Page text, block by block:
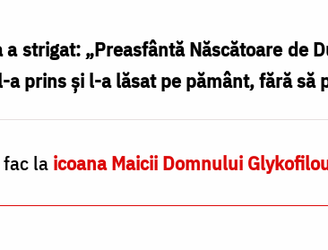
strigat: „Preasfântă Născătoare de
prins și l-a lăsat pe pământ, fără să
la icoana Maicii Domnului